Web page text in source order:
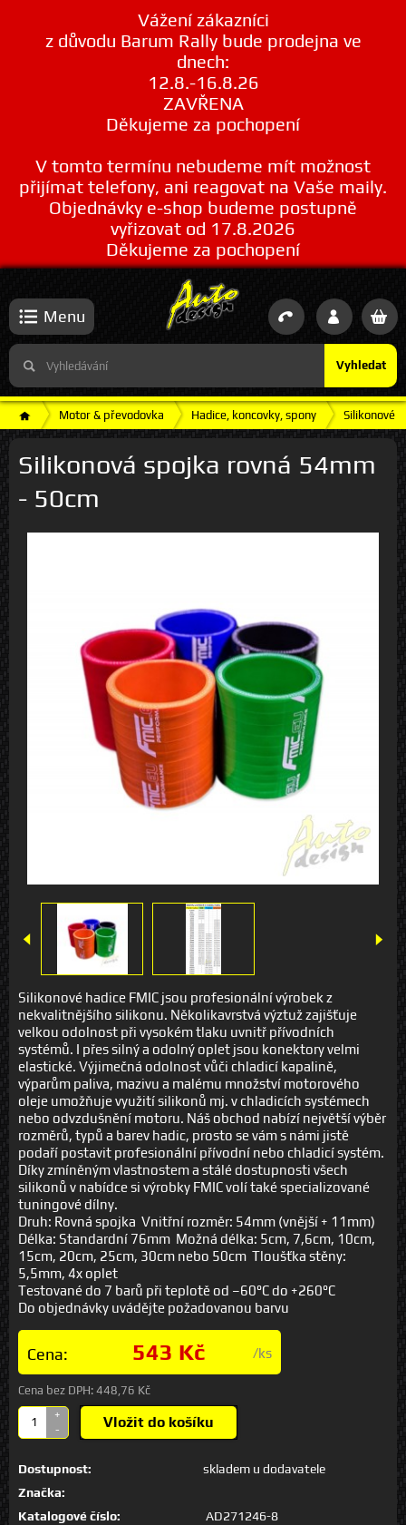
Vážení zákazníci
z důvodu Barum Rally bude prodejna ve
dnech:
12.8.-16.8.26
ZAVŘENA
Děkujeme za pochopení
V tomto termínu nebudeme mít možnost
přijímat telefony, ani reagovat na Vaše maily.
Objednávky e-shop budeme postupně
vyřizovat od 17.8.2026
Děkujeme za pochopení
Vyhledat
Menu
Motor & převodovka Hadice, koncovky, spony Silikonové
Silikonová spojka rovná 54mm
- 50cm
Silikonové hadice FMIC jsou profesionální výrobek z
nekvalitnějšího silikonu. Několikavrstvá výztuž zajišťuje
velkou odolnost při vysokém tlaku uvnitř přívodních
systémů. I přes silný a odolný oplet jsou konektory velmi
elastické. Výjimečná odolnost vůči chladicí kapalině,
výparům paliva, mazivu a malému množství motorového
oleje umožňuje využití silikonů mj. v chladicích systémech
nebo odvzdušnění motoru. Náš obchod nabízí největší výběr
rozměrů, typů a barev hadic, prosto se vám s námi jistě
podaří postavit profesionální přívodní nebo chladicí systém.
Díky zmíněným vlastnostem a stálé dostupnosti všech
silikonů v nabídce si výrobky FMIC volí také specializované
tuningové dílny.
Druh: Rovná spojka Vnitřní rozměr: 54mm (vnější + 11mm)
Délka: Standardní 76mm Možná délka: 5cm, 7,6cm, 10cm,
15cm, 20cm, 25cm, 30cm nebo 50cm Tloušťka stěny:
5,5mm, 4x oplet
Testované do 7 barů při teplotě od –60°C do +260°C
Do objednávky uvádějte požadovanou barvu
Cena: 543 Kč /ks
Cena bez DPH: 448,76 Kč
+
-
Vložit do košíku
Dostupnost:
skladem u dodavatele
Značka:
Katalogové číslo:
AD271246-8